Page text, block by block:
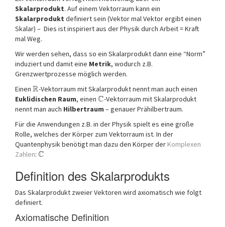
Skalarprodukt. Auf einem Vektorraum kann ein
Skalarprodukt definiert sein (Vektor mal Vektor ergibt einen
Skalar) – Dies ist inspiriert aus der Physik durch Arbeit = Kraft
mal Weg.
Wir werden sehen, dass so ein Skalarprodukt dann eine “Norm”
induziert und damit eine Metrik, wodurch z.B.
Grenzwertprozesse möglich werden.
Einen R-Vektorraum mit Skalarprodukt nennt man auch einen
Euklidischen Raum, einen C-Vektorraum mit Skalarprodukt
nennt man auch Hilbertraum – genauer Prähilbertraum.
Für die Anwendungen z.B. in der Physik spielt es eine große
Rolle, welches der Körper zum Vektorraum ist. In der
Quantenphysik benötigt man dazu den Körper der Komplexen
Zahlen: C
Definition des Skalarprodukts
Das Skalarprodukt zweier Vektoren wird axiomatisch wie folgt
definiert.
Axiomatische Definition